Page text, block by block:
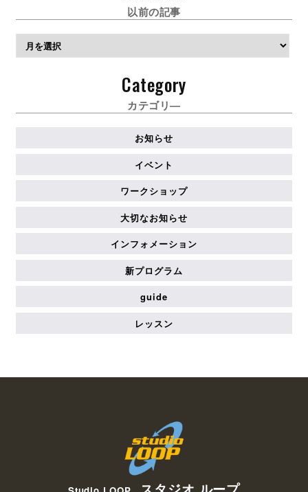
以前の記事
ー
Category
カテゴリ―
お知らせ
イベント
ワークショップ
大切なお知らせ
インフォメーション
新プログラム
guide
レッスン